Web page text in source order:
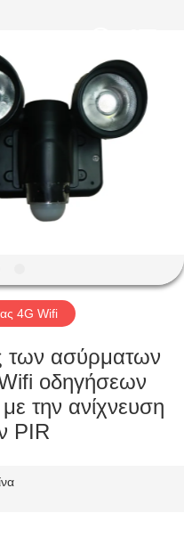
4G Wifi
των ασύρματων
οδηγήσεων
την ανίχνευση
PIR